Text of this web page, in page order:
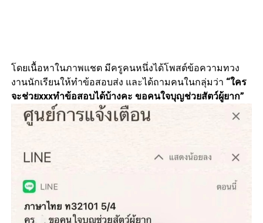
โดยเนื้อหาในภาพแชต มีครูคนหนึ่งได้โพสต์ข้อความทวง
งานนักเรียนให้ทำข้อสอบส่ง และได้ถามคนในกลุ่มว่า “ใคร
จะช่วยxxxทำข้อสอบได้บ้างคะ ขอคนใจบุญช่วยสัตว์ผู้ยาก”